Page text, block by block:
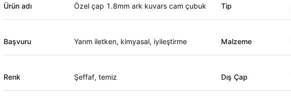
Ürün adı Özel çap 1.8mm ark kuvars cam çubuk Tip
Başvuru Yarım iletken, kimyasal, iyileştirme Malzeme
Renk Şeffaf, temiz Dış Çap